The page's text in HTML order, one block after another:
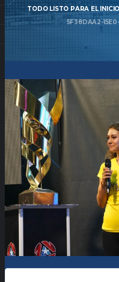
TODO LISTO PARA EL
5F38DAA2-